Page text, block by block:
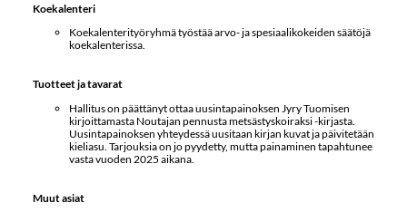
Koekalenteri
Koekalenterityöryhmä työstää arvo- ja spesiaalikokeiden säätöjä
koekalenterissa.
Tuotteet ja tavarat
Hallitus on päättänyt ottaa uusintapainoksen Jyry Tuomisen
kirjoittamasta Noutajan pennusta metsästyskoiraksi -kirjasta.
Uusintapainoksen yhteydessä uusitaan kirjan kuvat ja päivitetään
kieliasu. Tarjouksia on jo pyydetty, mutta painaminen tapahtunee
vasta vuoden 2025 aikana.
Muut asiat